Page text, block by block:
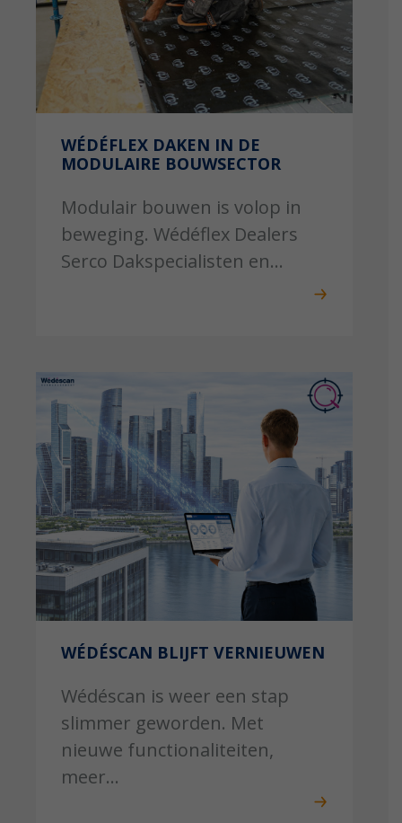
WÉDÉFLEX DAKEN IN DE
MODULAIRE BOUWSECTOR
Modulair bouwen is volop in
beweging. Wédéflex Dealers
Serco Dakspecialisten en...
WÉDÉSCAN BLIJFT VERNIEUWEN
Wédéscan is weer een stap
slimmer geworden. Met
nieuwe functionaliteiten,
meer...